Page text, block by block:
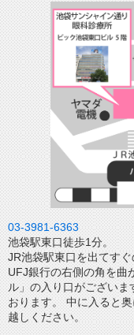
03-3981-6363
池袋駅東口徒歩1分。
JR池袋駅東口を出てす
UFJ銀行の右側の角を曲
ル」の入り口がござい
おります。 中に入ると
越しください。